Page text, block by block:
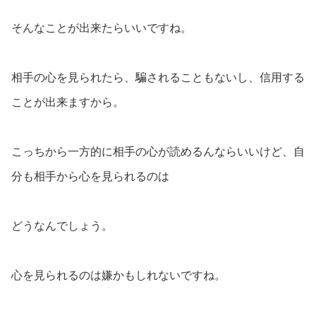
そんなことが出来たらいいですね。
相手の心を見られたら、騙されることもないし、信用する
ことが出来ますから。
こっちから一方的に相手の心が読めるんならいいけど、自
分も相手から心を見られるのは
どうなんでしょう。
心を見られるのは嫌かもしれないですね。